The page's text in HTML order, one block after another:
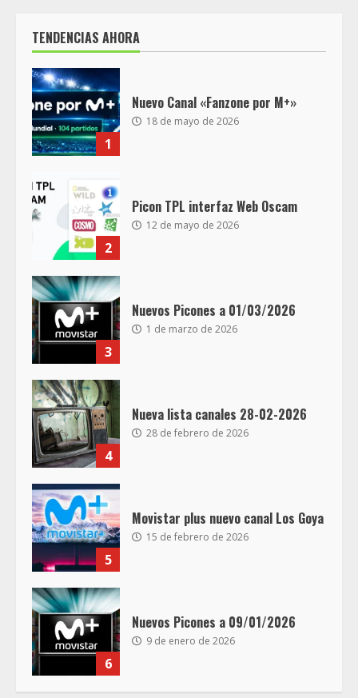
TENDENCIAS AHORA
1
Nuevo Canal «Fanzone por M+»
18 de mayo de 2026
2
Picon TPL interfaz Web Oscam
12 de mayo de 2026
3
Nuevos Picones a 01/03/2026
1 de marzo de 2026
4
Nueva lista canales 28-02-2026
28 de febrero de 2026
5
Movistar plus nuevo canal Los Goya
15 de febrero de 2026
6
Nuevos Picones a 09/01/2026
9 de enero de 2026